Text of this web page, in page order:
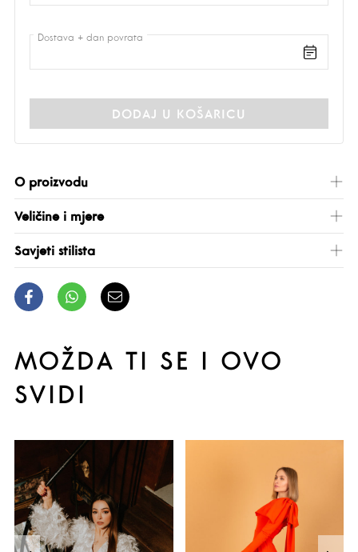
Dostava + dan povrata
DODAJ U KOŠARICU
O proizvodu
Veličine i mjere
Savjeti stilista
MOŽDA TI SE I OVO
SVIDI